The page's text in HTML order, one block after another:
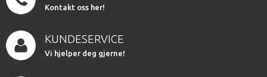
Kontakt oss her!
KUNDESERVICE
Vi hjelper deg gjerne!